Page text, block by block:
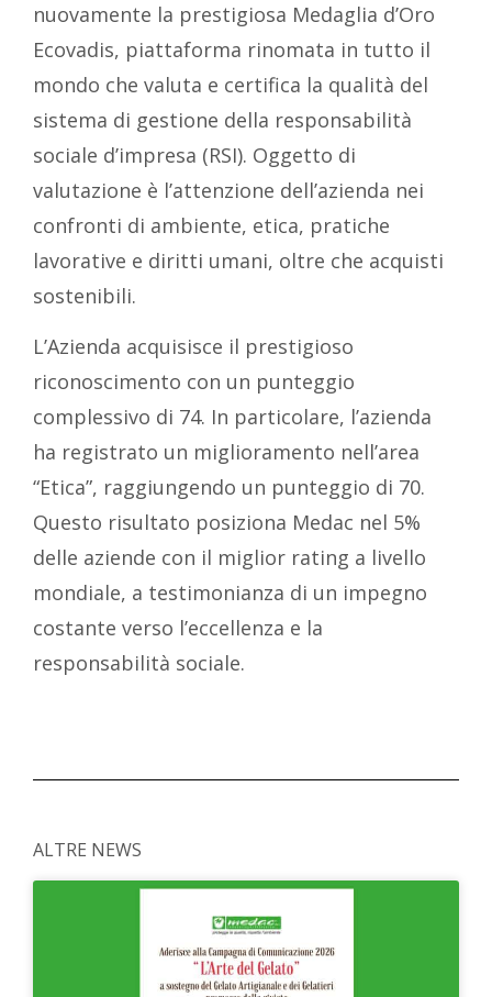
nuovamente la prestigiosa Medaglia d’Oro
Ecovadis, piattaforma rinomata in tutto il
mondo che valuta e certifica la qualità del
sistema di gestione della responsabilità
sociale d’impresa (RSI). Oggetto di
valutazione è l’attenzione dell’azienda nei
confronti di ambiente, etica, pratiche
lavorative e diritti umani, oltre che acquisti
sostenibili.
L’Azienda acquisisce il prestigioso
riconoscimento con un punteggio
complessivo di 74. In particolare, l’azienda
ha registrato un miglioramento nell’area
“Etica”, raggiungendo un punteggio di 70.
Questo risultato posiziona Medac nel 5%
delle aziende con il miglior rating a livello
mondiale, a testimonianza di un impegno
costante verso l’eccellenza e la
responsabilità sociale.
ALTRE NEWS